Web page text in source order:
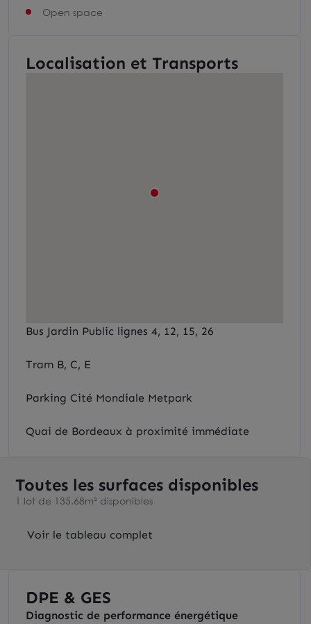
Open space
Localisation et Transports
Bus Jardin Public lignes 4, 12, 15, 26
Tram B, C, E
Parking Cité Mondiale Metpark
Quai de Bordeaux à proximité immédiate
Toutes les surfaces disponibles
1 lot de 135.68m² disponibles
Voir le tableau complet
DPE & GES
Diagnostic de performance énergétique